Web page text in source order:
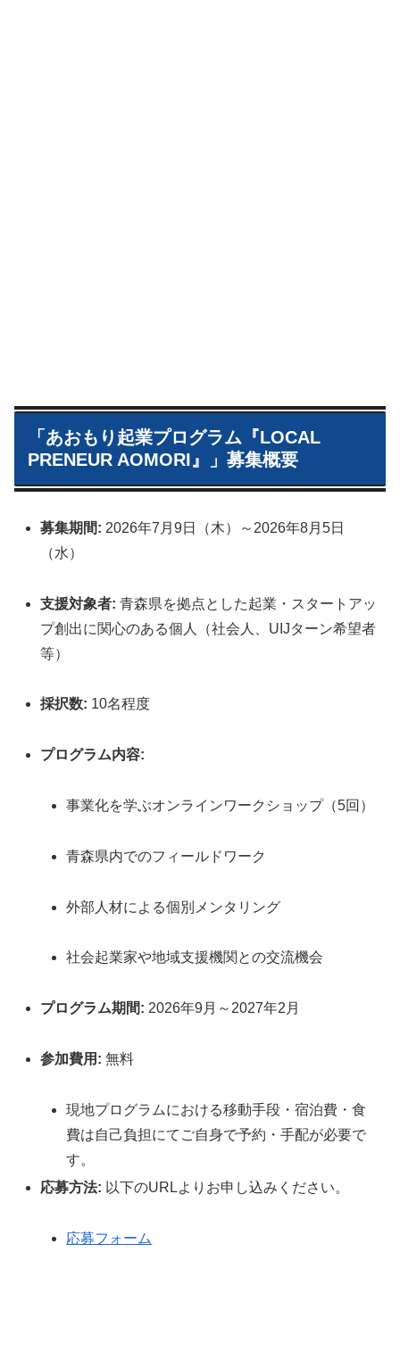
「あおもり起業プログラム『LOCAL
PRENEUR AOMORI』」募集概要
募集期間: 2026年7月9日（木）～2026年8月5日
（水）
支援対象者: 青森県を拠点とした起業・スタートアッ
プ創出に関心のある個人（社会人、UIJターン希望者
等）
採択数: 10名程度
プログラム内容:
事業化を学ぶオンラインワークショップ（5回）
青森県内でのフィールドワーク
外部人材による個別メンタリング
社会起業家や地域支援機関との交流機会
プログラム期間: 2026年9月～2027年2月
参加費用: 無料
現地プログラムにおける移動手段・宿泊費・食
費は自己負担にてご自身で予約・手配が必要で
す。
応募方法: 以下のURLよりお申し込みください。
応募フォーム